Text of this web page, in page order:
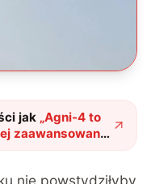
jak „Agni-4 to
zaawansowany
Indie"?
nie powstydziłyby